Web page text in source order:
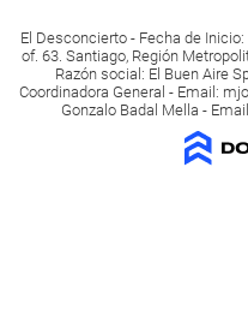
El Desconcierto - Fecha de
of. 63. Santiago, Región
Razón social: El Buen Aire
Coordinadora General - Email:
Gonzalo Badal Mella -